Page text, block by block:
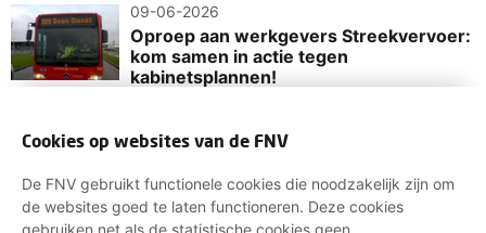
09-06-2026
Oproep aan werkgevers Streekvervoer:
kom samen in actie tegen
kabinetsplannen!
Cao OV: onderhandelingen uitgesteld
Cookies op websites van de FNV
De FNV gebruikt functionele cookies die noodzakelijk zijn om
de websites goed te laten functioneren. Deze cookies
gebruiken net als de statistische cookies geen